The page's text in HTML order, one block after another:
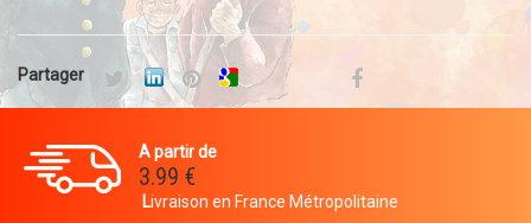
Partager
A partir de
3.99 €
Livraison en France Métropolitaine